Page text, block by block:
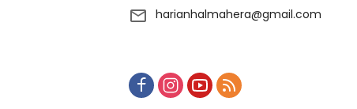
harianhalmahera@gmail.com